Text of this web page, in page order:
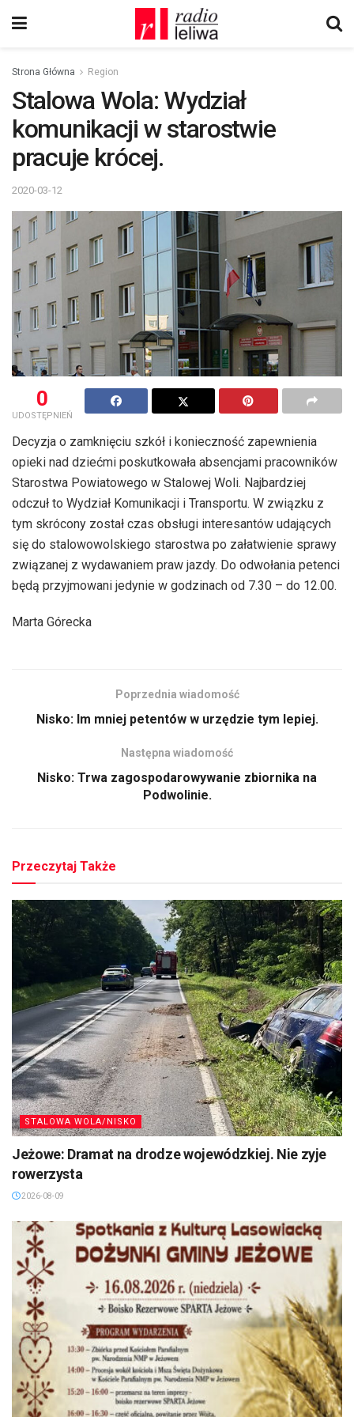
Strona Główna Region
Stalowa Wola: Wydział
komunikacji w starostwie
pracuje krócej.
2020-03-12
0
UDOSTĘPNIEŃ
Decyzja o zamknięciu szkół i konieczność zapewnienia
opieki nad dziećmi poskutkowała absencjami pracowników
Starostwa Powiatowego w Stalowej Woli. Najbardziej
odczuł to Wydział Komunikacji i Transportu. W związku z
tym skrócony został czas obsługi interesantów udających
się do stalowowolskiego starostwa po załatwienie sprawy
związanej z wydawaniem praw jazdy. Do odwołania petenci
będą przyjmowani jedynie w godzinach od 7.30 – do 12.00.
Marta Górecka
Poprzednia wiadomość
Nisko: Im mniej petentów w urzędzie tym lepiej.
Następna wiadomość
Nisko: Trwa zagospodarowywanie zbiornika na
Podwolinie.
Przeczytaj Także
STALOWA WOLA/NISKO
Jeżowe: Dramat na drodze wojewódzkiej. Nie zyje
rowerzysta
2026-08-09